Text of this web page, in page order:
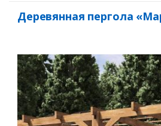
Деревянная пергола